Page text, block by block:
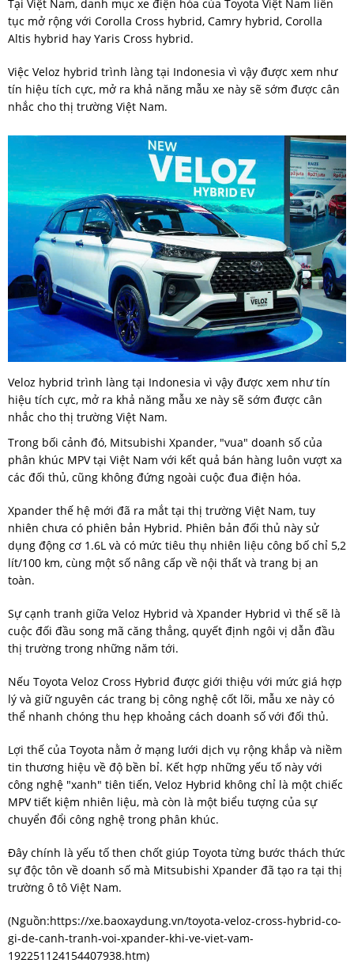
Tại Việt Nam, danh mục xe điện hóa của Toyota Việt Nam liên
tục mở rộng với Corolla Cross hybrid, Camry hybrid, Corolla
Altis hybrid hay Yaris Cross hybrid.
Việc Veloz hybrid trình làng tại Indonesia vì vậy được xem như
tín hiệu tích cực, mở ra khả năng mẫu xe này sẽ sớm được cân
nhắc cho thị trường Việt Nam.
Veloz hybrid trình làng tại Indonesia vì vậy được xem như tín
hiệu tích cực, mở ra khả năng mẫu xe này sẽ sớm được cân
nhắc cho thị trường Việt Nam.
Trong bối cảnh đó, Mitsubishi Xpander, "vua" doanh số của
phân khúc MPV tại Việt Nam với kết quả bán hàng luôn vượt xa
các đối thủ, cũng không đứng ngoài cuộc đua điện hóa.
Xpander thế hệ mới đã ra mắt tại thị trường Việt Nam, tuy
nhiên chưa có phiên bản Hybrid. Phiên bản đối thủ này sử
dụng động cơ 1.6L và có mức tiêu thụ nhiên liệu công bố chỉ 5,2
lít/100 km, cùng một số nâng cấp về nội thất và trang bị an
toàn.
Sự cạnh tranh giữa Veloz Hybrid và Xpander Hybrid vì thế sẽ là
cuộc đối đầu song mã căng thẳng, quyết định ngôi vị dẫn đầu
thị trường trong những năm tới.
Nếu Toyota Veloz Cross Hybrid được giới thiệu với mức giá hợp
lý và giữ nguyên các trang bị công nghệ cốt lõi, mẫu xe này có
thể nhanh chóng thu hẹp khoảng cách doanh số với đối thủ.
Lợi thế của Toyota nằm ở mạng lưới dịch vụ rộng khắp và niềm
tin thương hiệu về độ bền bỉ. Kết hợp những yếu tố này với
công nghệ "xanh" tiên tiến, Veloz Hybrid không chỉ là một chiếc
MPV tiết kiệm nhiên liệu, mà còn là một biểu tượng của sự
chuyển đổi công nghệ trong phân khúc.
Đây chính là yếu tố then chốt giúp Toyota từng bước thách thức
sự độc tôn về doanh số mà Mitsubishi Xpander đã tạo ra tại thị
trường ô tô Việt Nam.
(Nguồn:https://xe.baoxaydung.vn/toyota-veloz-cross-hybrid-co-
gi-de-canh-tranh-voi-xpander-khi-ve-viet-vam-
192251124154407938.htm)